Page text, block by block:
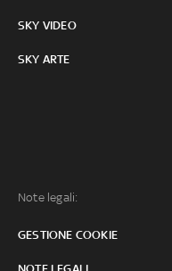
SKY VIDEO
SKY ARTE
Note legali:
GESTIONE COOKIE